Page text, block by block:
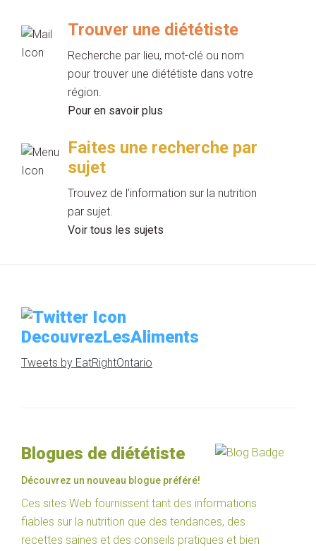
Trouver une diététiste
Recherche par lieu, mot-clé ou nom
pour trouver une diététiste dans votre
région.
Pour en savoir plus
Faites une recherche par
sujet
Trouvez de l’information sur la nutrition
par sujet.
Voir tous les sujets
DecouvrezLesAliments
Tweets by EatRightOntario
Blogues de diététiste
Découvrez un nouveau blogue préféré!
Ces sites Web fournissent tant des informations
fiables sur la nutrition que des tendances, des
recettes saines et des conseils pratiques et bien